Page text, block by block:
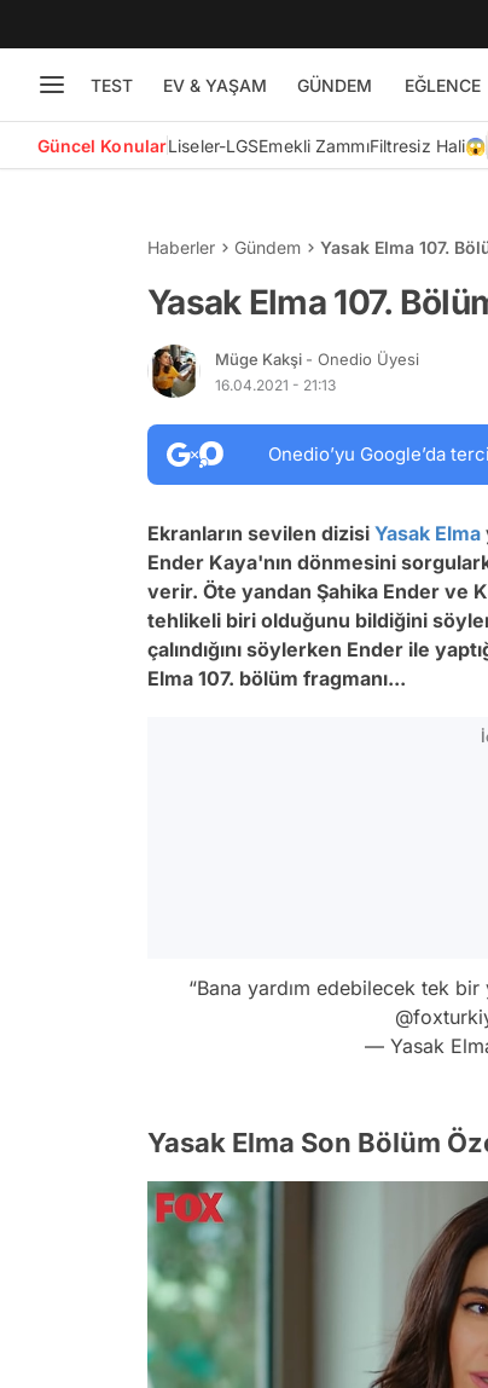
TEST EV & YAŞAM GÜNDEM EĞLENCE
Güncel KonularLiseler-LGSEmekli ZammıFiltresiz Hali😱
Haberler Gündem Yasak Elma 107.
Yasak Elma 107.
Müge Kakşi - Onedio Üyesi
16.04.2021 - 21:13
Onedio’yu Google’da
Ekranların sevilen dizisi Yasak Elma
Ender Kaya'nın dönmesini
verir. Öte yandan Şahika Ender ve
tehlikeli biri olduğunu bildiğini
çalındığını söylerken Ender ile
Elma 107. bölüm fragmanı...
“Bana yardım edebilecek tek bir
— Yasak
Yasak Elma Son Bölüm